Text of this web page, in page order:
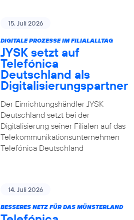
15. Juli 2026
DIGITALE PROZESSE IM FILIALALLTAG
JYSK setzt auf
Telefónica
Deutschland als
Digitalisierungspartner
Der Einrichtungshändler JYSK
Deutschland setzt bei der
Digitalisierung seiner Filialen auf das
Telekommunikationsunternehmen
Telefónica Deutschland
14. Juli 2026
BESSERES NETZ FÜR DAS MÜNSTERLAND